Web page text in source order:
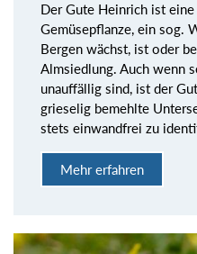
Der Gute Heinrich ist
Gemüsepflanze, ein sog.
Bergen wächst, ist oder
Almsiedlung. Auch wenn
unauffällig sind, ist der
grieselig bemehlte
stets einwandfrei zu
Mehr erfahren